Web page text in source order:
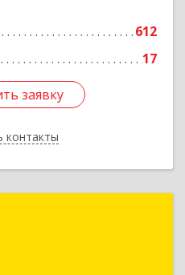
612
17
заявку
контакты
заявку
край, Ставрополь г,